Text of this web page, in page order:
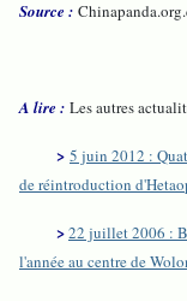
Source :
A lire : Les autres
> 5 juin 2012 :
de réintroduction
>22 juillet 2006 :
l'année au centre de